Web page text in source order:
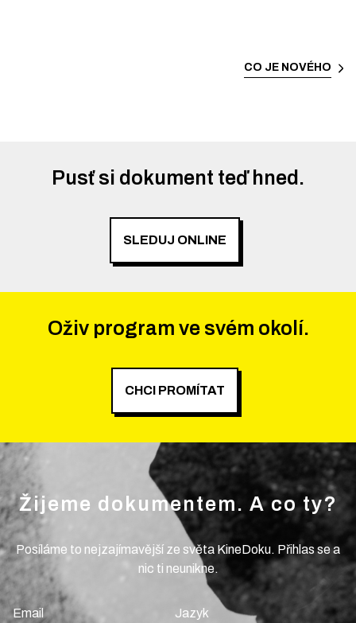
CO JE NOVÉHO
Pusť si dokument teď hned.
SLEDUJ ONLINE
Oživ program ve svém okolí.
CHCI PROMÍTAT
Žijeme dokumentem. A co ty?
Posíláme to nejzajímavější ze světa KineDoku. Přihlas se a
nic ti neunikne.
Email Jazyk